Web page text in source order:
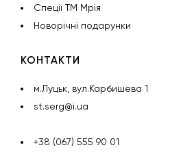
Спеції ТМ Мрія
Новорічні подарунки
КОНТАКТИ
м.Луцьк, вул.Карбишева 1
st.serg@i.ua
+38 (067) 555 90 01